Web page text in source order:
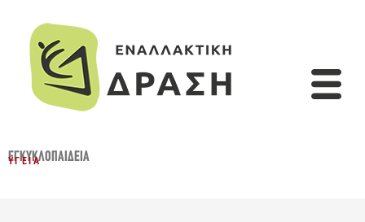
ΕΓΚΥΚΛΟΠΑΙΔΕΙΑ
ΥΓΕΊΑ